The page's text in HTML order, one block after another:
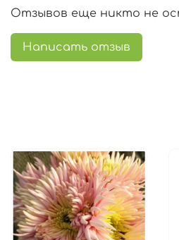
Отзывов еще никто не
Написать отзыв